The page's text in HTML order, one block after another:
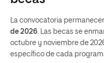
La convocatoria
de 2026 . Las becas se
octubre y noviembre de
específico de cada